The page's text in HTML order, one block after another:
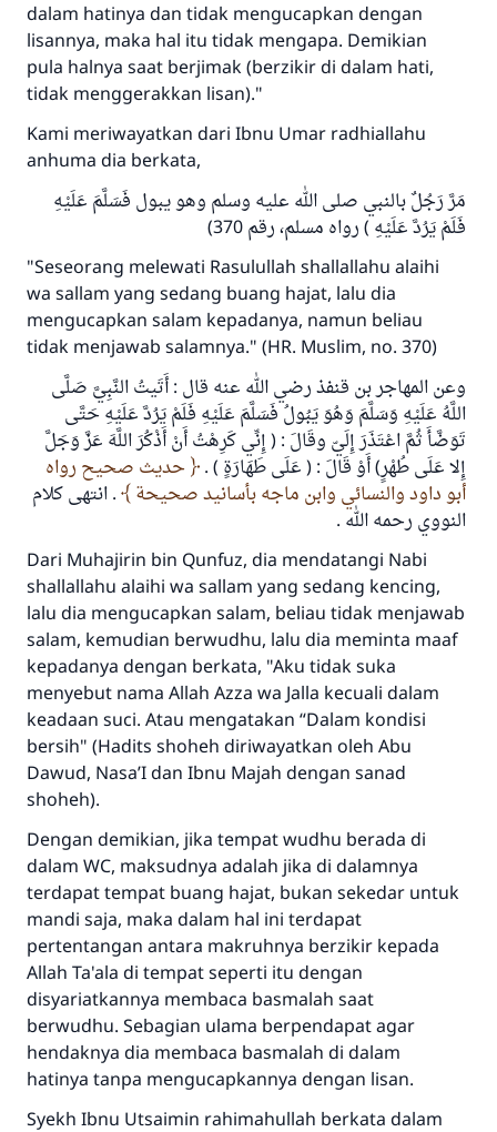
dalam hatinya dan tidak mengucapkan dengan
lisannya, maka hal itu tidak mengapa. Demikian
pula halnya saat berjimak (berzikir di dalam hati,
tidak menggerakkan lisan)."
Kami meriwayatkan dari Ibnu Umar radhiallahu
anhuma dia berkata,
مَرَّ رَجُلٌ بالنبي صلى الله عليه وسلم وهو يبول فَسَلَّمَ عَلَيْهِ
فَلَمْ يَرُدَّ عَلَيْهِ ) رواه مسلم، رقم 370)
"Seseorang melewati Rasulullah shallallahu alaihi
wa sallam yang sedang buang hajat, lalu dia
mengucapkan salam kepadanya, namun beliau
tidak menjawab salamnya." (HR. Muslim, no. 370)
وعن المهاجر بن قنفذ رضي الله عنه قال : أَتَيتُ النَّبِيَّ صَلَّى
اللَّهُ عَلَيْهِ وَسَلَّمَ وَهُوَ يَبُولُ فَسَلَّمَ عَلَيْهِ فَلَمْ يَرُدَّ عَلَيْهِ حَتَّى
تَوَضَّأَ ثُمَّ اعْتَذَرَ إِلَيّ وقَالَ : ( إِنِّي كَرِهْتُ أَنْ أَذْكُرَ اللَّهَ عَزَّ وَجَلَّ
إِلا عَلَى طُهْرٍ) أَوْ قَالَ : ( عَلَى طَهَارَةٍ ) .
حديث صحيح رواه
أبو داود والنسائي وابن ماجه بأسانيد صحيحة
. انتهى كلام
النووي رحمه الله .
Dari Muhajirin bin Qunfuz, dia mendatangi Nabi
shallallahu alaihi wa sallam yang sedang kencing,
lalu dia mengucapkan salam, beliau tidak menjawab
salam, kemudian berwudhu, lalu dia meminta maaf
kepadanya dengan berkata, "Aku tidak suka
menyebut nama Allah Azza wa Jalla kecuali dalam
keadaan suci. Atau mengatakan “Dalam kondisi
bersih" (Hadits shoheh diriwayatkan oleh Abu
Dawud, Nasa’I dan Ibnu Majah dengan sanad
shoheh).
Dengan demikian, jika tempat wudhu berada di
dalam WC, maksudnya adalah jika di dalamnya
terdapat tempat buang hajat, bukan sekedar untuk
mandi saja, maka dalam hal ini terdapat
pertentangan antara makruhnya berzikir kepada
Allah Ta'ala di tempat seperti itu dengan
disyariatkannya membaca basmalah saat
berwudhu. Sebagian ulama berpendapat agar
hendaknya dia membaca basmalah di dalam
hatinya tanpa mengucapkannya dengan lisan.
Syekh Ibnu Utsaimin rahimahullah berkata dalam
Jawaban no. 110845
menyelamatkan pernikahan.
Bantu kami dalam memberikan jawaban untuk umat
Rasulullah ﷺ bersabda
"Siapa yang menunjukkan suatu kebaikan,
meka dia akan mendapatkan pahala yang
sama dengan orang yang melakukannya"
MUSLIM, 1893
Saham